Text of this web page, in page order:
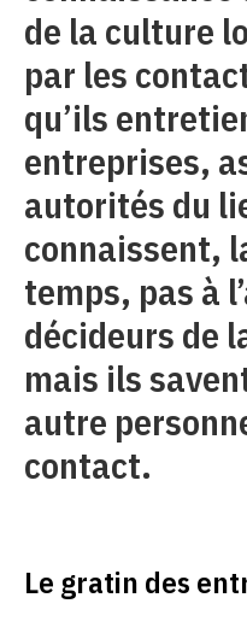
de la culture
par les
qu’ils
entreprises,
autorités du
connaissent,
temps, pas à
décideurs de
mais ils
autre
contact.
Le gratin des